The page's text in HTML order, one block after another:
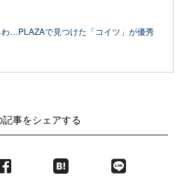
わ…PLAZAで見つけた「コイツ」が優秀
記事をシェアする